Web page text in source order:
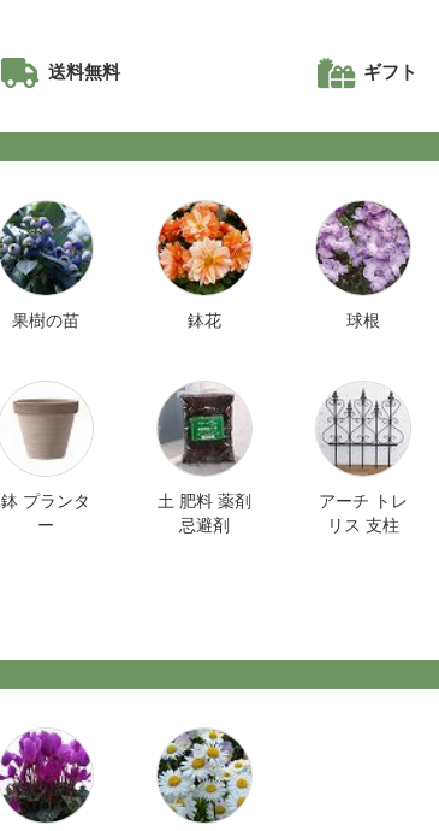
送料無料 ギフト
果樹の苗 鉢花 球根
鉢 プランタ
ー
土 肥料 薬剤
忌避剤
アーチ トレ
リス 支柱